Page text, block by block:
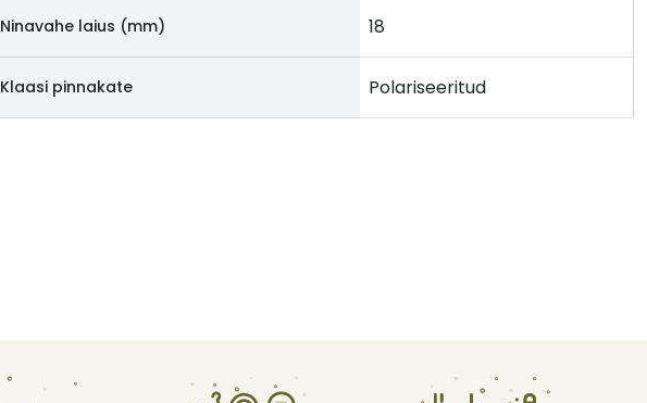
Ninavahe laius (mm) 18
Klaasi pinnakate Polariseeritud